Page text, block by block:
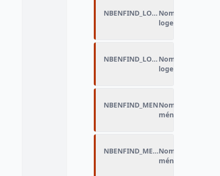
NBENFIND_LOGAMFNombre
logement) - au
NBENFIND_LOGCHAMP
Nombre
logement et
NBENFIND_MENNombre
ménage)
NBENFIND_MENAMFNombre
ménage) - au